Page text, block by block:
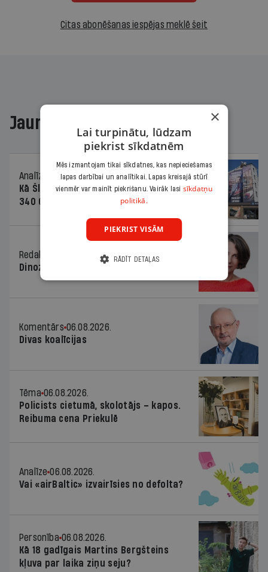
Citas abonēšanas iespējas meklē šeit
Jaunākajā žurnālā
Analīze
06.08.2026.
Kā Šlesera partija palika nesodīta par
340 000 vērtu reklāmas kampaņu
Redaktores sleja
06.08.2026.
Dinozaura triks
Komentārs 06.08.2026.
Divas koalīcijas
Tēma 06.08.2026.
Policists cietumā, skolotājs – kapos.
Reibuma cena Priekulē
Analīze 06.08.2026.
Vai «airBaltic» izvairīsies no defolta?
Personība 06.08.2026.
Kā 18 gadīgais Martins Bergšteins
kļuva par laika ziņu seju?
×
Lai turpinātu, lūdzam
piekrist sīkdatnēm
Mēs izmantojam tikai sīkdatnes, kas nepieciešamas
lapas darbībai un analītikai. Lapas kreisajā stūrī
vienmēr var mainīt piekrišanu. Vairāk lasi sīkdatņu
politikā.
PIEKRIST VISĀM
RĀDĪT DETAĻAS